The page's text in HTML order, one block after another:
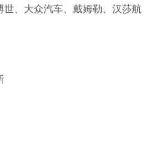
、大众汽车、戴姆勒、汉莎航